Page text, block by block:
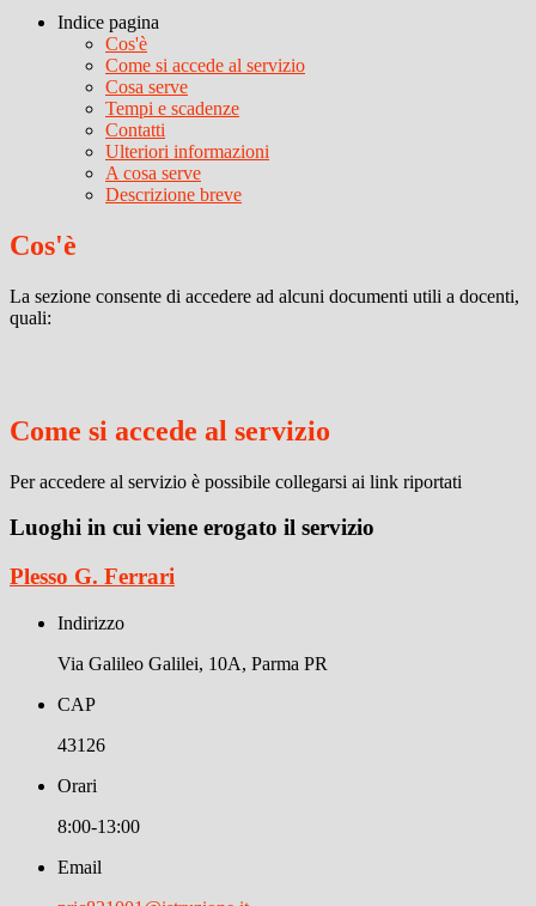
Indice pagina
Cos'è
Come si accede al servizio
Cosa serve
Tempi e scadenze
Contatti
Ulteriori informazioni
A cosa serve
Descrizione breve
Cos'è
La sezione consente di accedere ad alcuni documenti utili a docenti,
quali:
Come si accede al servizio
Per accedere al servizio è possibile collegarsi ai link riportati
Luoghi in cui viene erogato il servizio
Plesso G. Ferrari
Indirizzo
Via Galileo Galilei, 10A, Parma PR
CAP
43126
Orari
8:00-13:00
Email